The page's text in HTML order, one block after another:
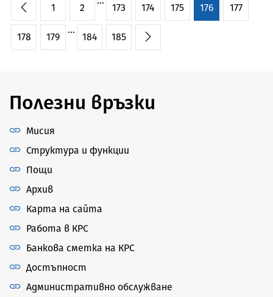
1 2 173 174 175 176 177
178 179
...
184 185
Полезни връзки
Мисия
Структура и функции
Пощи
Архив
Карта на сайта
Работа в КРС
Банкова сметка на КРС
Достъпност
Административно обслужване